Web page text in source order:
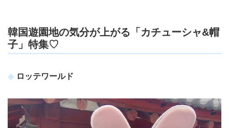
韓国遊園地の気分が上がる「カチューシャ&帽
子」特集♡
ロッテワールド